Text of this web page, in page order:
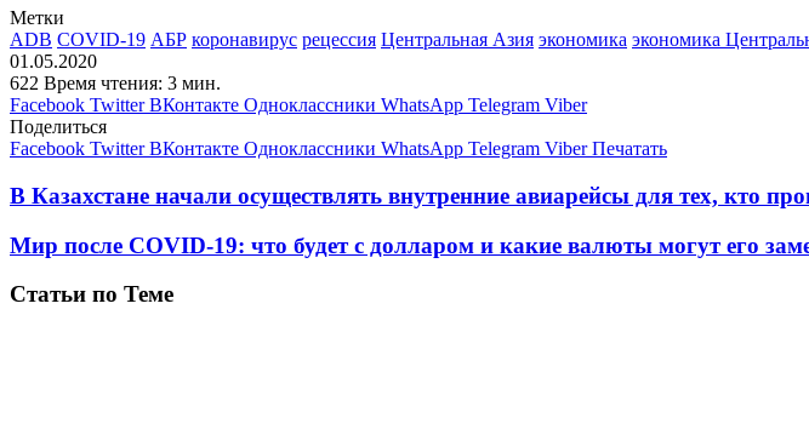
Метки
ADB COVID-19 АБР коронавирус рецессия Центральная Азия экономика экономика
01.05.2020
622 Время чтения: 3 мин.
Facebook Twitter ВКонтакте Одноклассники WhatsApp Telegram Viber
Поделиться
Facebook Twitter ВКонтакте Одноклассники WhatsApp Telegram Viber Печатать
В Казахстане начали осуществлять внутренние авиарейсы для тех, кто
Мир после COVID-19: что будет с долларом и какие валюты могут его
Статьи по Теме